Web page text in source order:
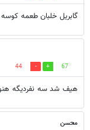
گابریل خلبان طعمه
67
44
هیف شد سه نفردیگه
محسن